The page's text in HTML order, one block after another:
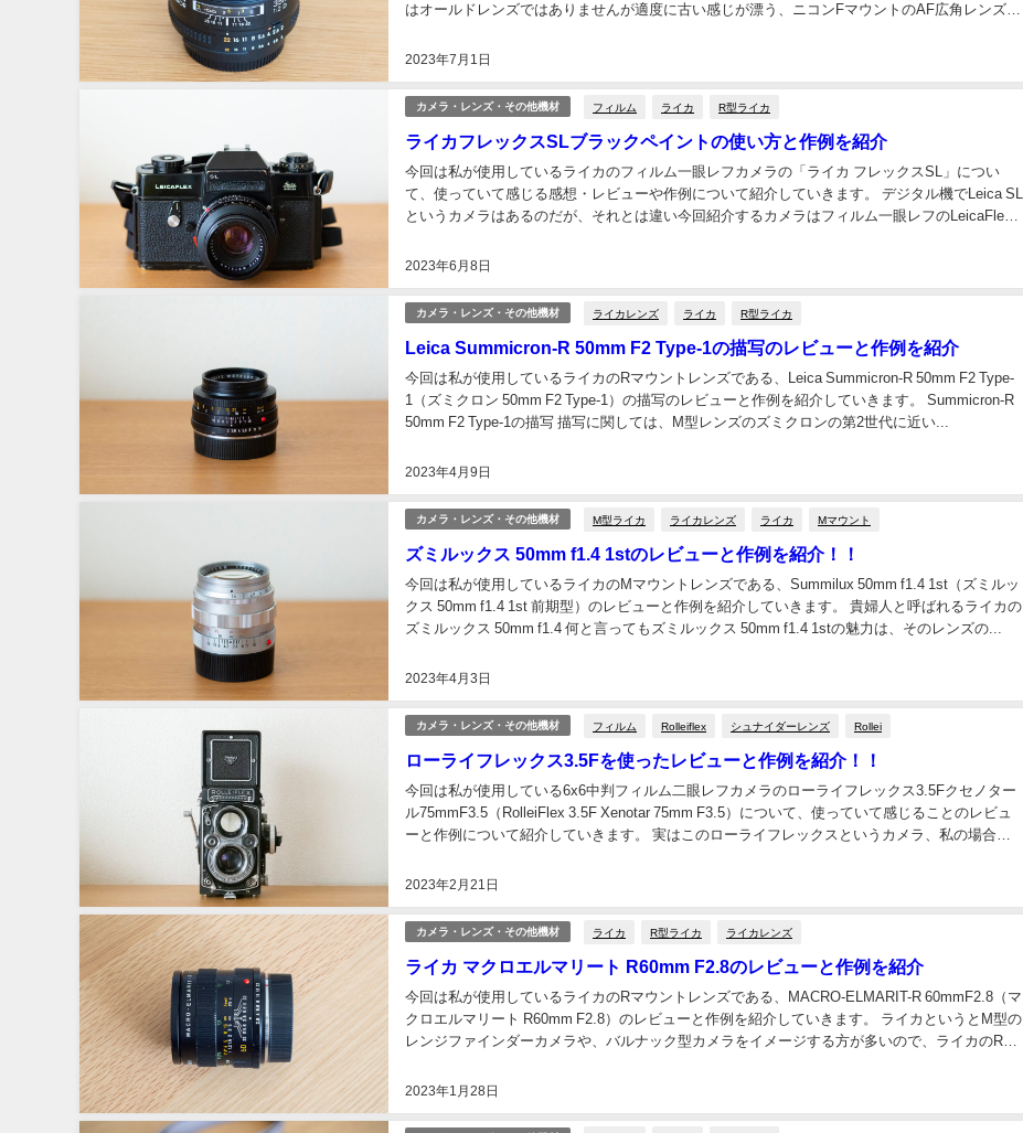
2023年7月1日
はオールドレンズではありませんが適度に古い感じが漂う、ニコンFマウントのAF広角レンズの
カメラ・レンズ・その他機材 フィルム ライカ R型ライカ
ライカフレックスSLブラックペイントの使い方と作例を紹介
2023年6月8日
今回は私が使用しているライカのフィルム一眼レフカメラの「ライカ フレックスSL」につい
て、使っていて感じる感想・レビューや作例について紹介していきます。 デジタル機でLeica SL
というカメラはあるのだが、それとは違い今回紹介するカメラはフィルム一眼レフのLeicaFlex
カメラ・レンズ・その他機材 ライカレンズ ライカ R型ライカ
Leica Summicron-R 50mm F2 Type-1の描写のレビューと作例を紹介
2023年4月9日
今回は私が使用しているライカのRマウントレンズである、Leica Summicron-R 50mm F2 Type-
1（ズミクロン 50mm F2 Type-1）の描写のレビューと作例を紹介していきます。 Summicron-R
50mm F2 Type-1の描写 描写に関しては、M型レンズのズミクロンの第2世代に近い...
カメラ・レンズ・その他機材 M型ライカ ライカレンズ ライカ Mマウント
ズミルックス 50mm f1.4 1stのレビューと作例を紹介！！
2023年4月3日
今回は私が使用しているライカのMマウントレンズである、Summilux 50mm f1.4 1st（ズミルッ
クス 50mm f1.4 1st 前期型）のレビューと作例を紹介していきます。 貴婦人と呼ばれるライカの
ズミルックス 50mm f1.4 何と言ってもズミルックス 50mm f1.4 1stの魅力は、そのレンズの...
カメラ・レンズ・その他機材 フィルム Rolleiflex シュナイダーレンズ Rollei
ローライフレックス3.5Fを使ったレビューと作例を紹介！！
2023年2月21日
今回は私が使用している6x6中判フィルム二眼レフカメラのローライフレックス3.5Fクセノター
ル75mmF3.5（RolleiFlex 3.5F Xenotar 75mm F3.5）について、使っていて感じることのレビュ
ーと作例について紹介していきます。 実はこのローライフレックスというカメラ、私の場合は
カメラ・レンズ・その他機材 ライカ R型ライカ ライカレンズ
ライカ マクロエルマリート R60mm F2.8のレビューと作例を紹介
2023年1月28日
今回は私が使用しているライカのRマウントレンズである、MACRO-ELMARIT-R 60mmF2.8（マ
クロエルマリート R60mm F2.8）のレビューと作例を紹介していきます。 ライカというとM型の
レンジファインダーカメラや、バルナック型カメラをイメージする方が多いので、ライカのR型